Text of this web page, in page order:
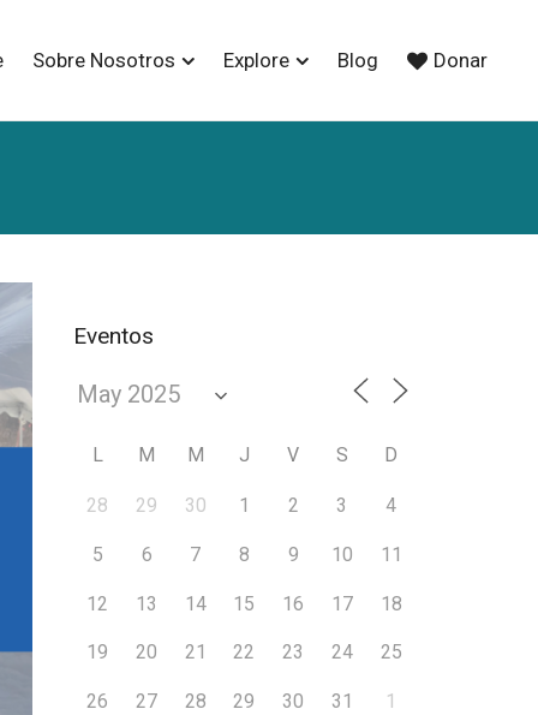
Sobre Nosotros Explore Blog Donar
Eventos
L M M J V S D
28 29 30 1 2 3 4
5 6 7 8 9 10 11
12 13 14 15 16 17 18
19 20 21 22 23 24 25
26 27 28 29 30 31 1